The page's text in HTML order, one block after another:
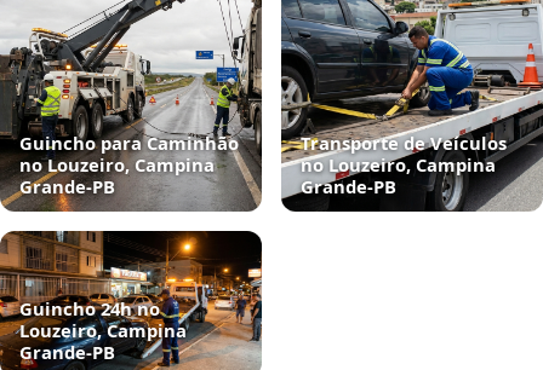
Guincho para Caminhão
no Louzeiro, Campina
Grande‑PB
Transporte de Veículos
no Louzeiro, Campina
Grande‑PB
Guincho 24h no
Louzeiro, Campina
Grande‑PB